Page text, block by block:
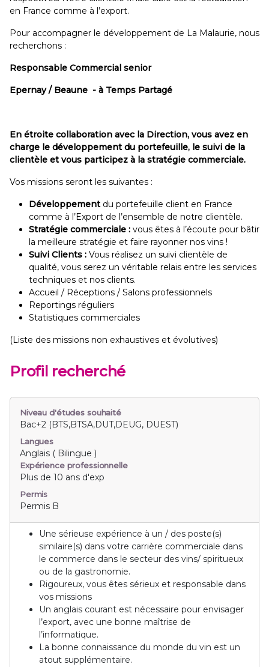
en France comme à l’export.
Pour accompagner le développement de La Malaurie, nous
recherchons :
Responsable Commercial senior
Epernay / Beaune - à Temps Partagé
En étroite collaboration avec la Direction, vous avez en
charge le développement du portefeuille, le suivi de la
clientèle et vous participez à la stratégie commerciale.
Vos missions seront les suivantes :
Développementdu portefeuille client en France
comme à l’Export de l’ensemble de notre clientèle.
Stratégie commerciale : vous êtes à l’écoute pour bâtir
la meilleure stratégie et faire rayonner nos vins !
Suivi Clients : Vous réalisez un suivi clientèle de
qualité, vous serez un véritable relais entre les services
techniques et nos clients.
Accueil / Réceptions / Salons professionnels
Reportings réguliers
Statistiques commerciales
(Liste des missions non exhaustives et évolutives)
Profil recherché
Niveau d'études souhaité
Bac+2 (BTS,BTSA,DUT,DEUG, DUEST)
Langues
Anglais ( Bilingue )
Expérience professionnelle
Plus de 10 ans d'exp
Permis
Permis B
Une sérieuse expérience à un / des poste(s)
similaire(s) dans votre carrière commerciale dans
le commerce dans le secteur des vins/ spiritueux
ou de la gastronomie.
Rigoureux, vous êtes sérieux et responsable dans
vos missions
Un anglais courant est nécessaire pour envisager
l’export, avec une bonne maîtrise de
l’informatique.
La bonne connaissance du monde du vin est un
atout supplémentaire.